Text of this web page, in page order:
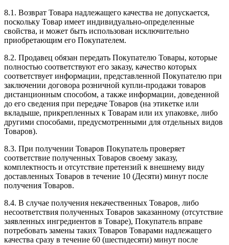
8.1. Возврат Товара надлежащего качества не допускается,
поскольку Товар имеет индивидуально-определенные
свойства, и может быть использован исключительно
приобретающим его Покупателем.
8.2. Продавец обязан передать Покупателю Товары, которые
полностью соответствуют его заказу, качество которых
соответствует информации, представленной Покупателю при
заключении договора розничной купли-продажи товаров
дистанционным способом, а также информации, доведенной
до его сведения при передаче Товаров (на этикетке или
вкладыше, прикрепленных к Товарам или их упаковке, либо
другими способами, предусмотренными для отдельных видов
Товаров).
8.3. При получении Товаров Покупатель проверяет
соответствие полученных Товаров своему заказу,
комплектность и отсутствие претензий к внешнему виду
доставленных Товаров в течение 10 (Десяти) минут после
получения Товаров.
8.4. В случае получения некачественных Товаров, либо
несоответствия полученных Товаров заказанному (отсутствие
заявленных ингредиентов в Товаре), Покупатель вправе
потребовать замены таких Товаров Товарами надлежащего
качества сразу в течение 60 (шестидесяти) минут после